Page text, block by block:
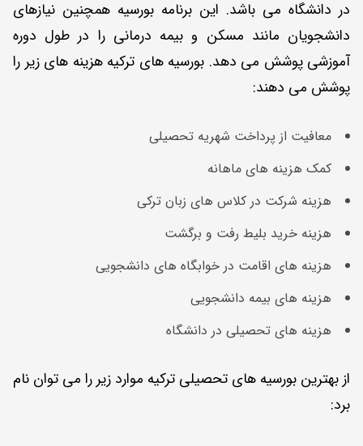
در دانشگاه می باشد. این برنامه بورسیه همچنین نیازهای
دانشجویان مانند مسکن و بیمه درمانی را در طول دوره
آموزشی پوشش می دهد. بورسیه های ترکیه هزینه های زیر را
پوشش می دهند:
معافیت از پرداخت شهریه تحصیلی
کمک هزینه های ماهانه
هزینه شرکت در کلاس های زبان ترکی
هزینه خرید بلیط رفت و برگشت
هزینه های اقامت در خوابگاه های دانشجویی
هزینه های بیمه دانشجویی
هزینه های تحصیلی در دانشگاه
از بهترین بورسیه های تحصیلی ترکیه موارد زیر را می توان نام
برد: